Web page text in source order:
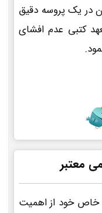
در یک پروسه دقیق
کتبی عدم افشای
معتبر
خود از اهمیت